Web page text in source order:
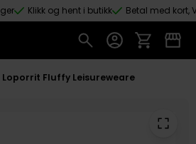
Klikk og hent i butikk Betal med kort,
Loporrit Fluffy Leisureweare